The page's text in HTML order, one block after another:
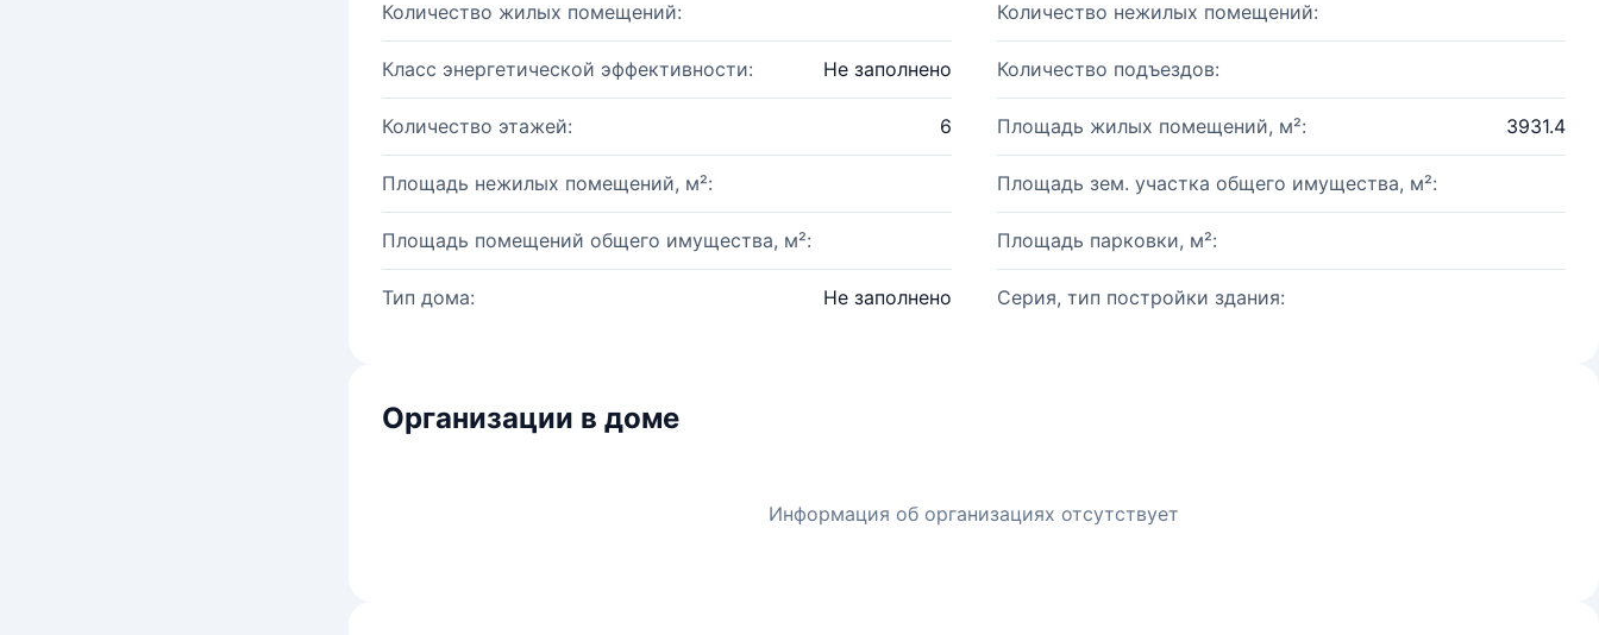
Количество жилых помещений: Количество нежилых помещений:
Класс энергетической эффективности: Не заполнено Количество подъездов:
Количество этажей: 6 Площадь жилых помещений, м²: 3931.4
Площадь нежилых помещений, м²: Площадь зем. участка общего имущества, м²:
Площадь помещений общего имущества, м²: Площадь парковки, м²:
Тип дома: Не заполнено Серия, тип постройки здания:
Организации в доме
Информация об организациях отсутствует